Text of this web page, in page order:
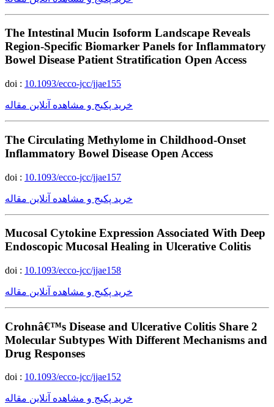
The Intestinal Mucin Isoform Landscape Reveals
Region-Specific Biomarker Panels for Inflammatory
Bowel Disease Patient Stratification Open Access
doi : 10.1093/ecco-jcc/jjae155
خرید پکیج و مشاهده آنلاین مقاله
The Circulating Methylome in Childhood-Onset
Inflammatory Bowel Disease Open Access
doi : 10.1093/ecco-jcc/jjae157
خرید پکیج و مشاهده آنلاین مقاله
Mucosal Cytokine Expression Associated With Deep
Endoscopic Mucosal Healing in Ulcerative Colitis
doi : 10.1093/ecco-jcc/jjae158
خرید پکیج و مشاهده آنلاین مقاله
Crohnâ€™s Disease and Ulcerative Colitis Share 2
Molecular Subtypes With Different Mechanisms and
Drug Responses
doi : 10.1093/ecco-jcc/jjae152
خرید پکیج و مشاهده آنلاین مقاله